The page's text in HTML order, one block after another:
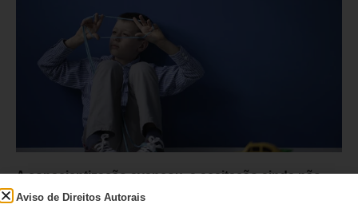
A conscientização avançou, a aceitação ainda não
Aviso de Direitos Autorais